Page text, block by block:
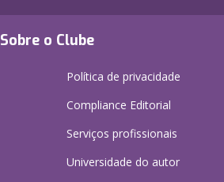
Sobre o Clube
Política de privacidade
Compliance Editorial
Serviços profissionais
Universidade do autor